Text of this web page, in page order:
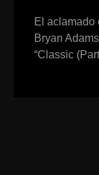
El aclamado
Bryan
“Classic